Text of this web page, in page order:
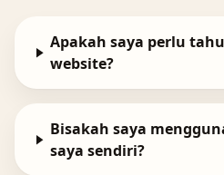
Apakah saya perlu
website?
Bisakah saya
saya sendiri?